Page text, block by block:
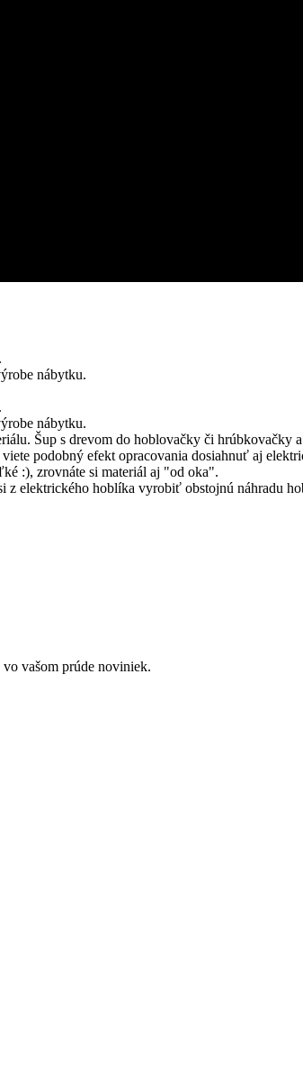
nábytku.
nábytku.
Šup s drevom do hoblovačky či hrúbkovačky
podobný efekt opracovania dosiahnuť aj
:), zrovnáte si materiál aj "od oka".
z elektrického hoblíka vyrobiť obstojnú náhradu
vašom prúde noviniek.